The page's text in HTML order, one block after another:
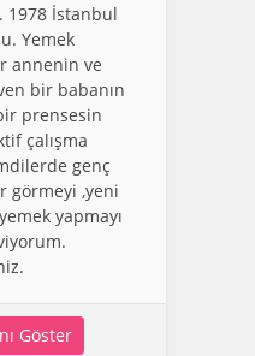
1978 İstanbul
Yemek
annenin ve
bir babanın
prensesin
çalışma
genç
görmeyi ,yeni
yapmayı
Göster